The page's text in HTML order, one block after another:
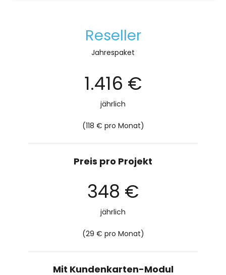
Reseller
Jahrespaket
1.416 €
jährlich
(118 € pro Monat)
Preis pro Projekt
348 €
jährlich
(29 € pro Monat)
Mit Kundenkarten-Modul